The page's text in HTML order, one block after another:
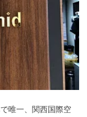
唯一、関西国際空